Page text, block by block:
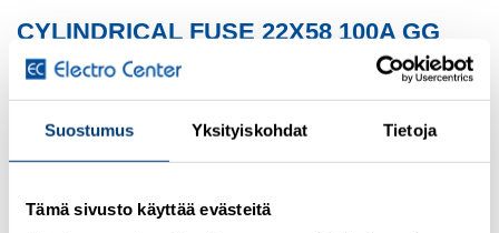
Suostumus Yksityiskohdat Tietoja
Tämä sivusto käyttää evästeitä
CYLINDRICAL FUSE 22X58 100A GG
500V AC
Low Voltage - Cylindrical